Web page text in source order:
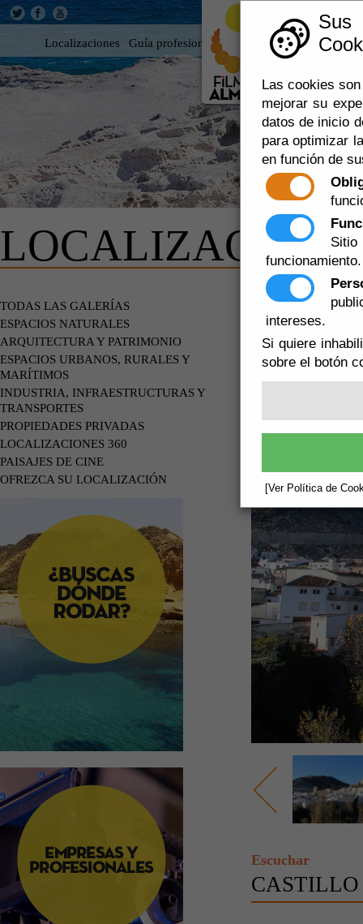
Las cookies
mejorar su
datos de inicio
para optimizar
en función de
funcionamiento.
intereses.
Si quiere
sobre el botón
[Ver Política de
Localizaciones Guía profesional Rodar en Almería 360
TODAS LAS GALERÍAS
ESPACIOS NATURALES
ARQUITECTURA Y PATRIMONIO
ESPACIOS URBANOS, RURALES Y
MARÍTIMOS
INDUSTRIA, INFRAESTRUCTURAS Y
TRANSPORTES
PROPIEDADES PRIVADAS
LOCALIZACIONES 360
PAISAJES DE CINE
OFREZCA SU LOCALIZACIÓN
Escuchar